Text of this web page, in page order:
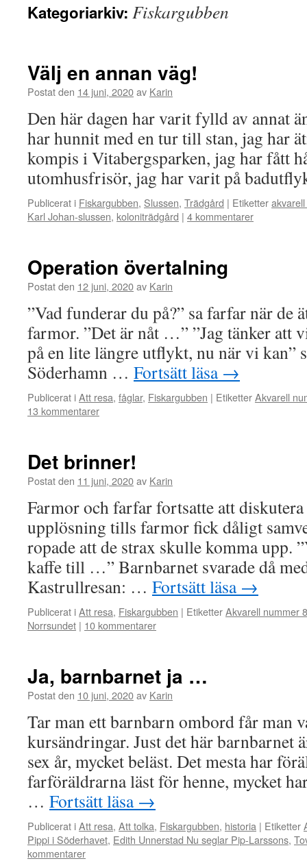
Kategoriarkiv: Fiskargubben
Välj en annan väg!
Postat den 14 juni, 2020av Karin
Den här dagen har varit fylld av annat
har hunnit med en tur till stan, jag har
kompis i Vitabergsparken, jag har fått
utomhusfrisör, jag har varit på
Publicerat i Fiskargubben, Slussen, Trädgård | Etiketter
Karl Johan-slussen, koloniträdgård | 4 kommentarer
Operation övertalning
Postat den 12 juni, 2020av Karin
”Vad funderar du på?” sa farfar när de
farmor. ”Det är nåt …” ”Jag tänker att
på en lite längre utflykt, nu när vi kan”
Söderhamn … Fortsätt läsa →
Publicerat iAtt resa, fåglar, Fiskargubben | EtiketterAkvarell
13 kommentarer
Det brinner!
Postat den 11 juni, 2020av Karin
Farmor och farfar fortsatte att
upplösning tills farmor fick dåligt
ropade att de strax skulle komma upp.
kaffe till …” Barnbarnet svarade då
Kastrullresan: … Fortsätt läsa →
Publicerat iAtt resa, Fiskargubben | EtiketterAkvarell nummer
Norrsundet | 10 kommentarer
Ja, barnbarnet ja …
Postat den 10 juni, 2020av Karin
Tar man ett barnbarn ombord får man
kursändringar. Just det här barnbarnet
sex år, mycket beläst. Det mesta har
farföräldrarna läst för henne, mycket
… Fortsätt läsa →
Publicerat iAtt resa, Att tolka, Fiskargubben, historia | Etiketter
Pippi i Söderhavet, Edith Unnerstad Nu seglar Pip-Larssons,
kommentarer